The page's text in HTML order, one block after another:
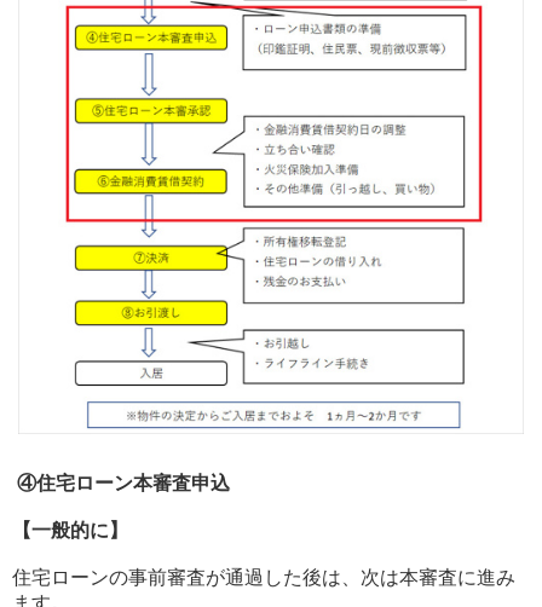
④住宅ローン本審査申込
【一般的に】
住宅ローンの事前審査が通過した後は、次は本審査に進み